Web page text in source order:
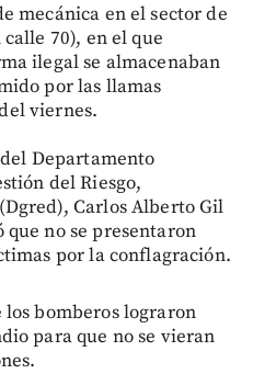
mecánica en el sector de
70), en el que
ilegal se almacenaban
por las llamas
viernes.
Departamento
del Riesgo,
Carlos Alberto Gil
no se presentaron
por la conflagración.
bomberos lograron
para que no se vieran